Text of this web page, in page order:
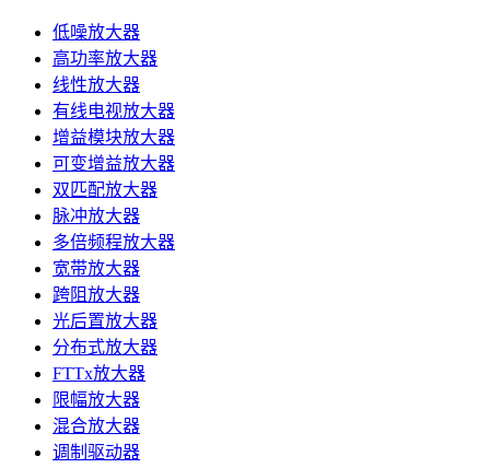
低噪放大器
高功率放大器
线性放大器
有线电视放大器
增益模块放大器
可变增益放大器
双匹配放大器
脉冲放大器
多倍频程放大器
宽带放大器
跨阻放大器
光后置放大器
分布式放大器
FTTx放大器
限幅放大器
混合放大器
调制驱动器